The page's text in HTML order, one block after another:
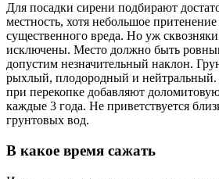
Для посадки сирени подбирают
местность, хотя небольшое притенение
существенного вреда. Но уж
исключены. Место должно быть
допустим незначительный наклон.
рыхлый, плодородный и
при перекопке добавляют
каждые 3 года. Не приветствуется
грунтовых вод.
В какое время сажать